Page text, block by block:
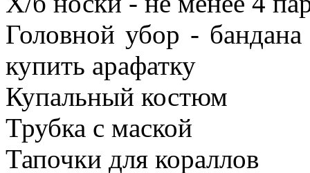
Головной убор -
купить арафатку
Купальный костюм
Трубка с маской
Тапочки для кораллов